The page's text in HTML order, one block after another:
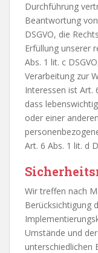
Durchführung
Beantwortung
DSGVO, die
Erfüllung unserer
Abs. 1 lit. c
Verarbeitung zur
Interessen ist Art.
dass
oder einer
Art. 6 Abs. 1 lit. d
Wir treffen nach
Berücksichtigung
Umstände und
unterschiedlichen